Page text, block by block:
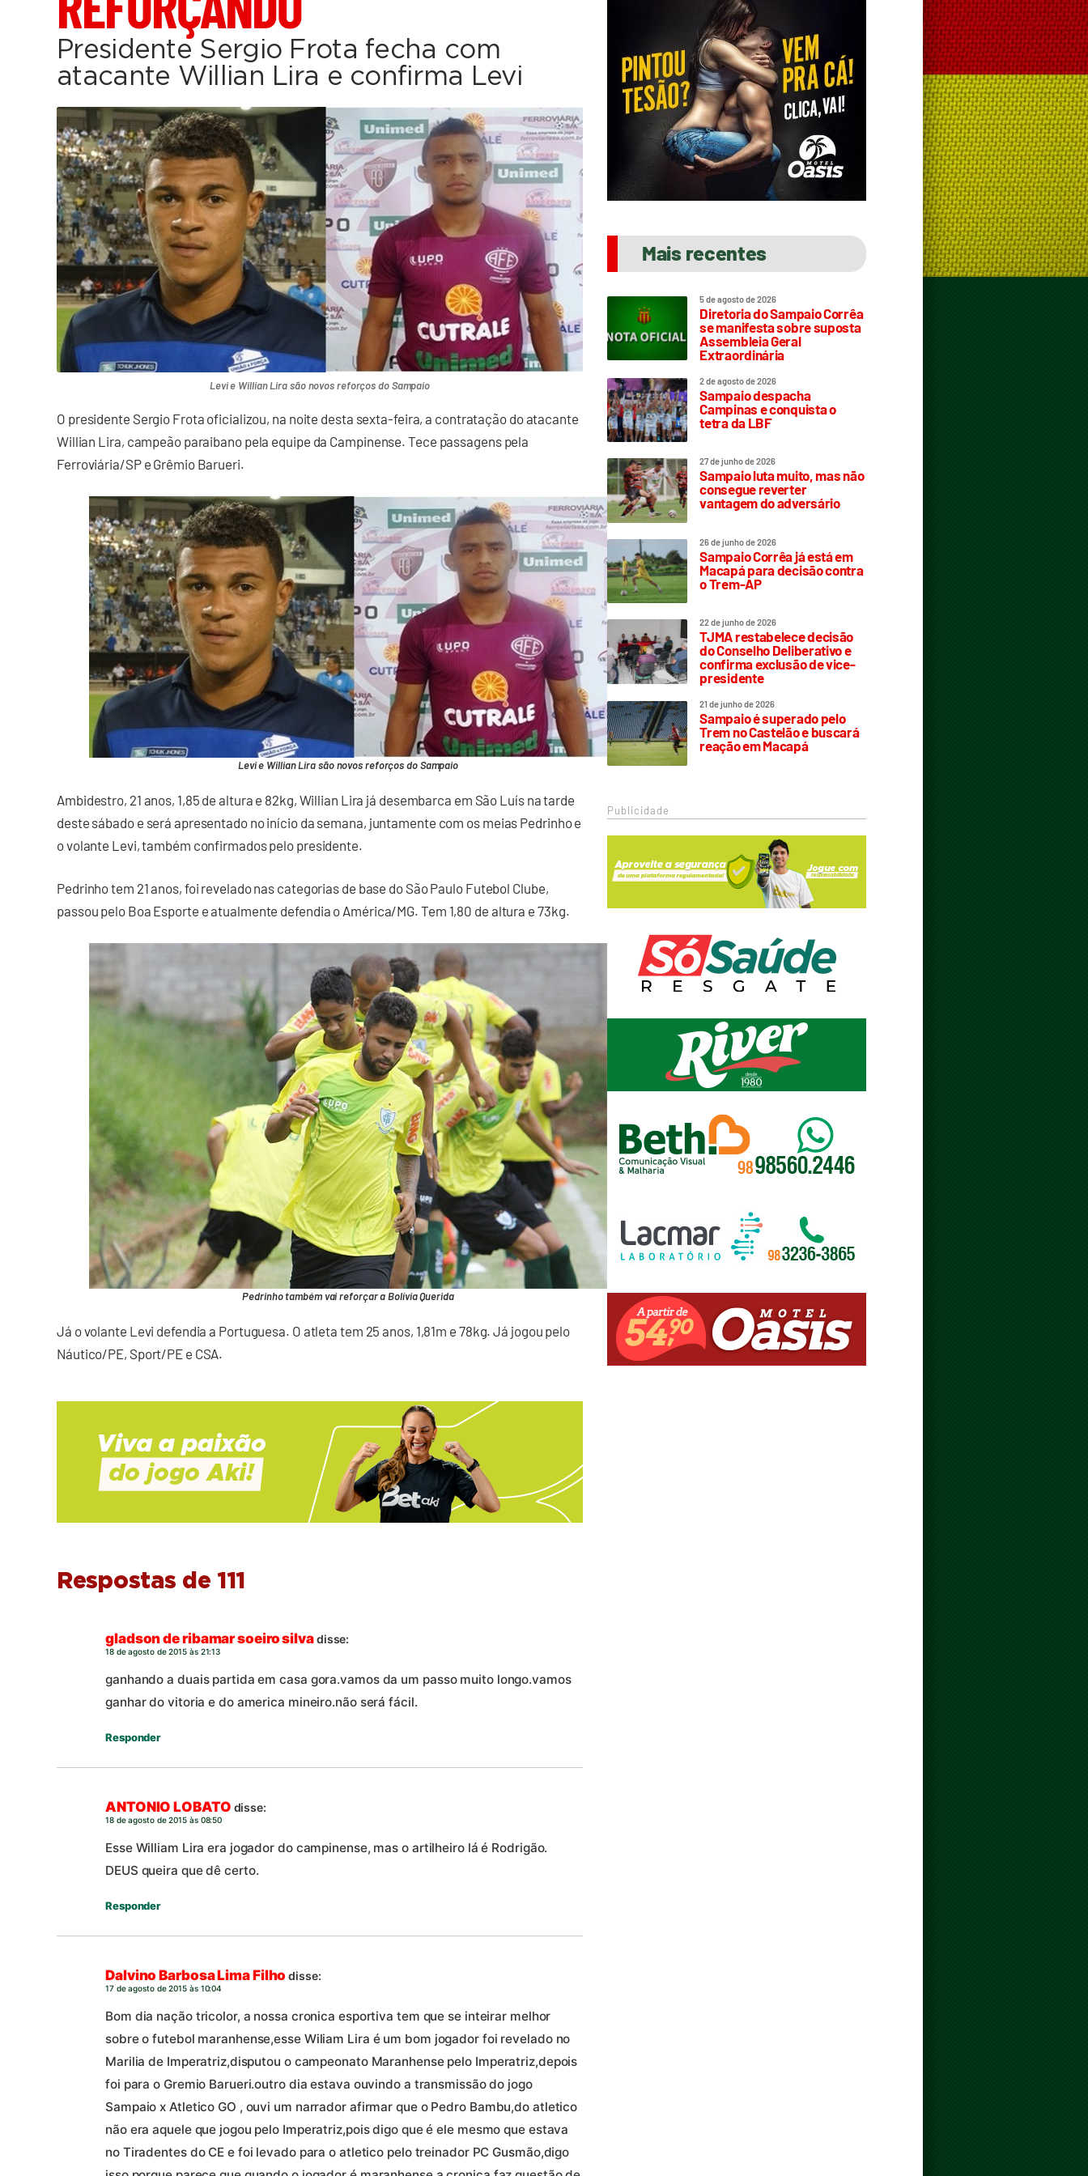
Presidente Sergio Frota fecha com
atacante Willian Lira e confirma Levi
Levi e Willian Lira são novos reforços do Sampaio
O presidente Sergio Frota oficializou, na noite desta sexta-feira, a contratação do atacante
Willian Lira, campeão paraibano pela equipe da Campinense. Tece passagens pela
Ferroviária/SP e Grêmio Barueri.
Levi e Willian Lira são novos reforços do Sampaio
Ambidestro, 21 anos, 1,85 de altura e 82kg, Willian Lira já desembarca em São Luís na tarde
deste sábado e será apresentado no início da semana, juntamente com os meias Pedrinho e
o volante Levi, também confirmados pelo presidente.
Pedrinho tem 21 anos, foi revelado nas categorias de base do São Paulo Futebol Clube,
passou pelo Boa Esporte e atualmente defendia o América/MG. Tem 1,80 de altura e 73kg.
Pedrinho também vai reforçar a Bolívia Querida
Já o volante Levi defendia a Portuguesa. O atleta tem 25 anos, 1,81m e 78kg. Já jogou pelo
Náutico/PE, Sport/PE e CSA.
Respostas de 111
gladson de ribamar soeiro silvadisse:
18 de agosto de 2015 às 21:13
ganhando a duais partida em casa gora.vamos da um passo muito longo.vamos
ganhar do vitoria e do america mineiro.não será fácil.
Responder
ANTONIO LOBATO disse:
18 de agosto de 2015 às 08:50
Esse William Lira era jogador do campinense, mas o artilheiro lá é Rodrigão.
DEUS queira que dê certo.
Responder
Dalvino Barbosa Lima Filho disse:
17 de agosto de 2015 às 10:04
Bom dia nação tricolor, a nossa cronica esportiva tem que se inteirar melhor
sobre o futebol maranhense,esse Wiliam Lira é um bom jogador foi revelado no
Marilia de Imperatriz,disputou o campeonato Maranhense pelo Imperatriz,depois
foi para o Gremio Barueri.outro dia estava ouvindo a transmissão do jogo
Sampaio x Atletico GO , ouvi um narrador afirmar que o Pedro Bambu,do atletico
não era aquele que jogou pelo Imperatriz,pois digo que é ele mesmo que estava
no Tiradentes do CE e foi levado para o atletico pelo treinador PC Gusmão,digo
Mais recentes
5 de agosto de 2026
Diretoria do Sampaio Corrêa
se manifesta sobre suposta
Assembleia Geral
Extraordinária
2 de agosto de 2026
Sampaio despacha
Campinas e conquista o
tetra da LBF
27 de junho de 2026
Sampaio luta muito, mas não
consegue reverter
vantagem do adversário
26 de junho de 2026
Sampaio Corrêa já está em
Macapá para decisão contra
o Trem-AP
22 de junho de 2026
TJMA restabelece decisão
do Conselho Deliberativo e
confirma exclusão de vice-
presidente
21 de junho de 2026
Sampaio é superado pelo
Trem no Castelão e buscará
reação em Macapá
Publicidade